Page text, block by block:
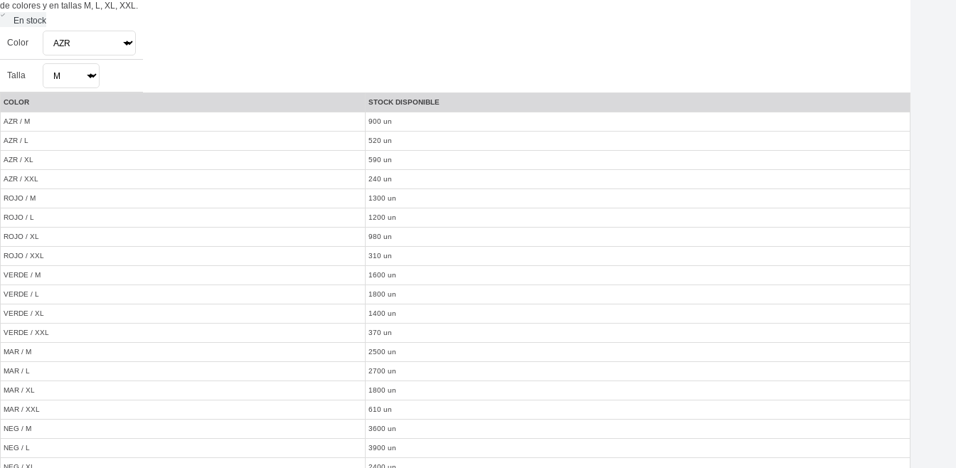
de colores y en tallas M, L, XL, XXL.
En stock
Color
Talla
COLOR STOCK DISPONIBLE
AZR / M 900 un
AZR / L 520 un
AZR / XL 590 un
AZR / XXL 240 un
ROJO / M 1300 un
ROJO / L 1200 un
ROJO / XL 980 un
ROJO / XXL 310 un
VERDE / M 1600 un
VERDE / L 1800 un
VERDE / XL 1400 un
VERDE / XXL 370 un
MAR / M 2500 un
MAR / L 2700 un
MAR / XL 1800 un
MAR / XXL 610 un
NEG / M 3600 un
NEG / L 3900 un